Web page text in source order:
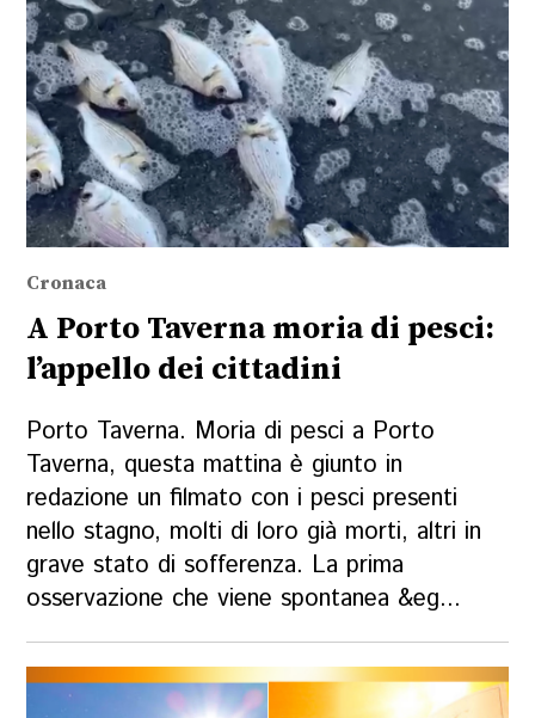
Cronaca
A Porto Taverna moria di pesci:
l’appello dei cittadini
Porto Taverna. Moria di pesci a Porto
Taverna, questa mattina è giunto in
redazione un filmato con i pesci presenti
nello stagno, molti di loro già morti, altri in
grave stato di sofferenza. La prima
osservazione che viene spontanea &eg...